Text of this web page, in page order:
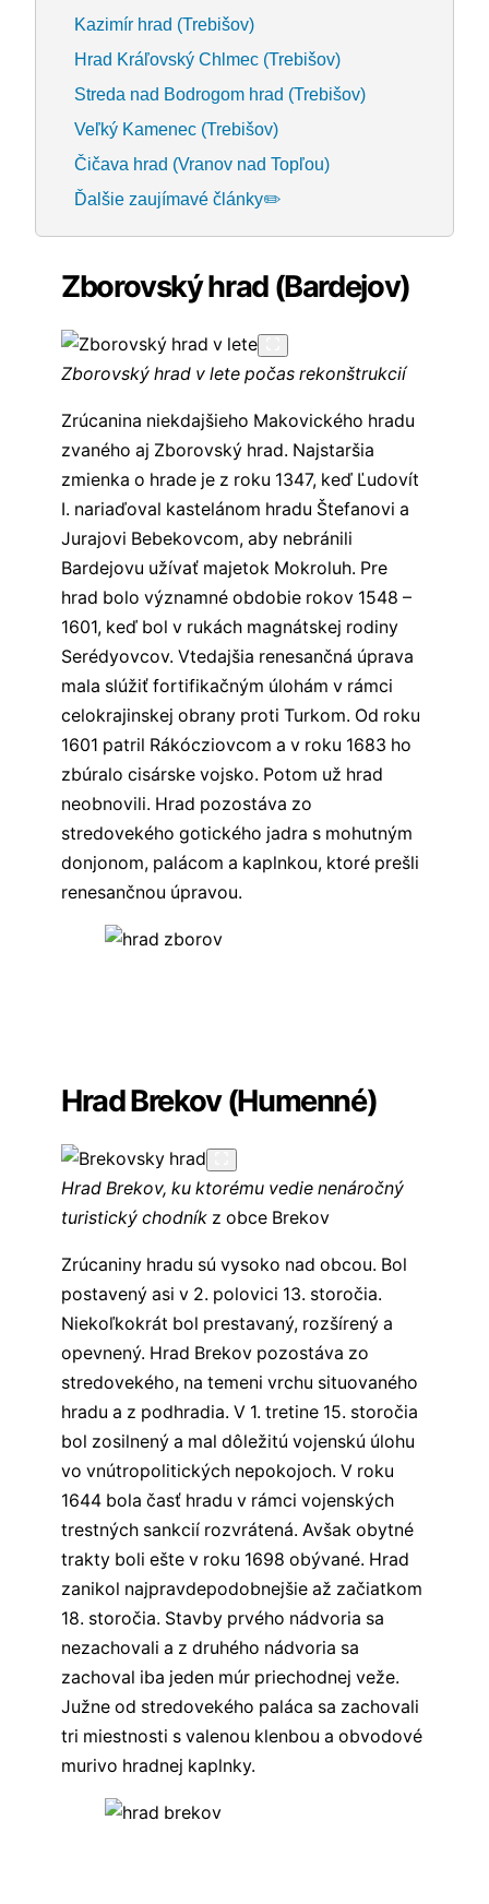
Kazimír hrad (Trebišov)
Hrad Kráľovský Chlmec (Trebišov)
Streda nad Bodrogom hrad (Trebišov)
Veľký Kamenec (Trebišov)
Čičava hrad (Vranov nad Topľou)
Ďalšie zaujímavé články✏️
Zborovský hrad (Bardejov)
Zborovský hrad v lete počas rekonštrukcií
Zrúcanina niekdajšieho Makovického hradu
zvaného aj Zborovský hrad. Najstaršia
zmienka o hrade je z roku 1347, keď Ľudovít
I. nariaďoval kastelánom hradu Štefanovi a
Jurajovi Bebekovcom, aby nebránili
Bardejovu užívať majetok Mokroluh. Pre
hrad bolo významné obdobie rokov 1548 –
1601, keď bol v rukách magnátskej rodiny
Serédyovcov. Vtedajšia renesančná úprava
mala slúžiť fortifikačným úlohám v rámci
celokrajinskej obrany proti Turkom. Od roku
1601 patril Rákócziovcom a v roku 1683 ho
zbúralo cisárske vojsko. Potom už hrad
neobnovili. Hrad pozostáva zo
stredovekého gotického jadra s mohutným
donjonom, palácom a kaplnkou, ktoré prešli
renesančnou úpravou.
Hrad Brekov (Humenné)
Hrad Brekov, ku ktorému vedie nenáročný
turistický chodník z obce Brekov
Zrúcaniny hradu sú vysoko nad obcou. Bol
postavený asi v 2. polovici 13. storočia.
Niekoľkokrát bol prestavaný, rozšírený a
opevnený. Hrad Brekov pozostáva zo
stredovekého, na temeni vrchu situovaného
hradu a z podhradia. V 1. tretine 15. storočia
bol zosilnený a mal dôležitú vojenskú úlohu
vo vnútropolitických nepokojoch. V roku
1644 bola časť hradu v rámci vojenských
trestných sankcií rozvrátená. Avšak obytné
trakty boli ešte v roku 1698 obývané. Hrad
zanikol najpravdepodobnejšie až začiatkom
18. storočia. Stavby prvého nádvoria sa
nezachovali a z druhého nádvoria sa
zachoval iba jeden múr priechodnej veže.
Južne od stredovekého paláca sa zachovali
tri miestnosti s valenou klenbou a obvodové
murivo hradnej kaplnky.